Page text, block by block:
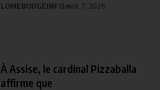
LOMEBOUGEINFOaoût 7, 2026
À Assise, le cardinal Pizzaballa
affirme que